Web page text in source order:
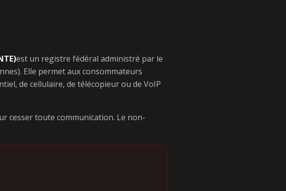
est un registre fédéral administré par le
Elle permet aux consommateurs
de cellulaire, de télécopieur ou de VoIP
cesser toute communication. Le non-